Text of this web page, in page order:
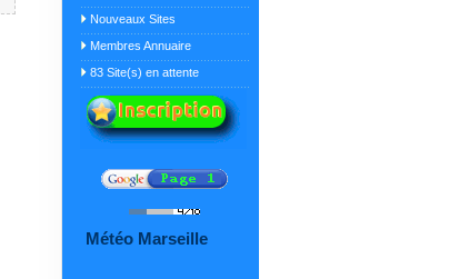
Nouveaux Sites
Membres Annuaire
83 Site(s) en attente
Météo Marseille